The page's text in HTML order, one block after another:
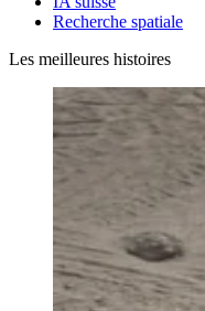
Recherche spatiale
Les meilleures histoires